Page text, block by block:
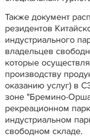
Также документ
резидентов
индустриального
владельцев
которые
производству
оказанию услуг) в
зоне "Бремино-
рекреационном
индустриальном
свободном складе.